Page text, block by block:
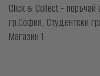
Click & Collect -
гр.София, Студентски
Магазин 1